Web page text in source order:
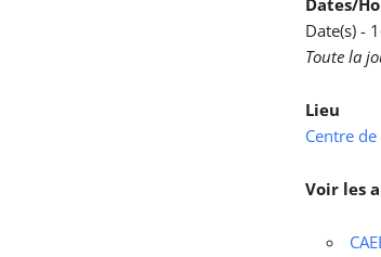
Dates/
Date(s) -
Toute la
Lieu
Centre
Voir les